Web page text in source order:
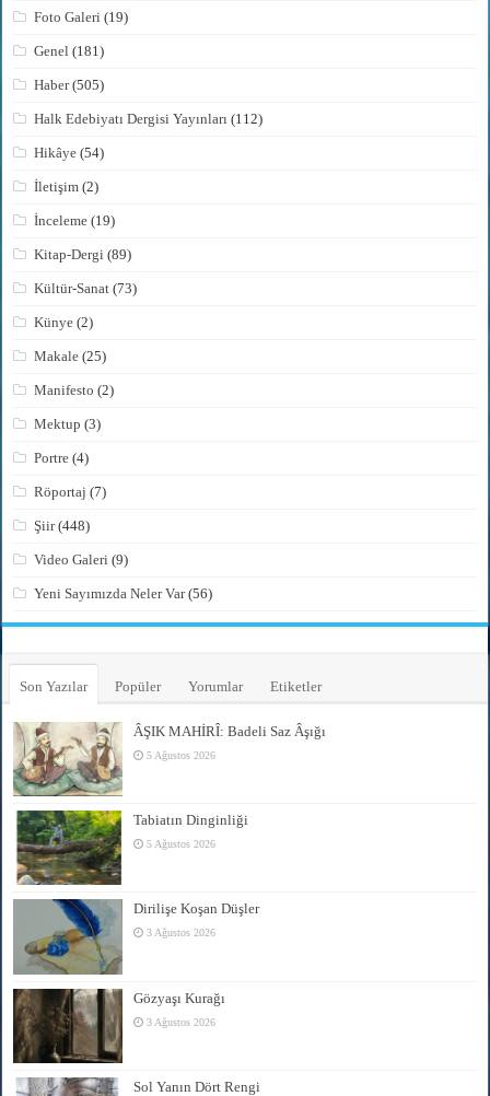
Foto Galeri (19)
Genel (181)
Haber(505)
Halk Edebiyatı Dergisi Yayınları (112)
Hikâye (54)
İletişim (2)
İnceleme (19)
Kitap-Dergi (89)
Kültür-Sanat (73)
Künye (2)
Makale (25)
Manifesto (2)
Mektup (3)
Portre (4)
Röportaj (7)
Şiir(448)
Video Galeri (9)
Yeni Sayımızda Neler Var(56)
Son Yazılar Popüler Yorumlar Etiketler
ÂŞIK MAHİRÎ: Badeli Saz Âşığı
5 Ağustos 2026
Tabiatın Dinginliği
5 Ağustos 2026
Dirilişe Koşan Düşler
3 Ağustos 2026
Gözyaşı Kurağı
3 Ağustos 2026
Sol Yanın Dört Rengi